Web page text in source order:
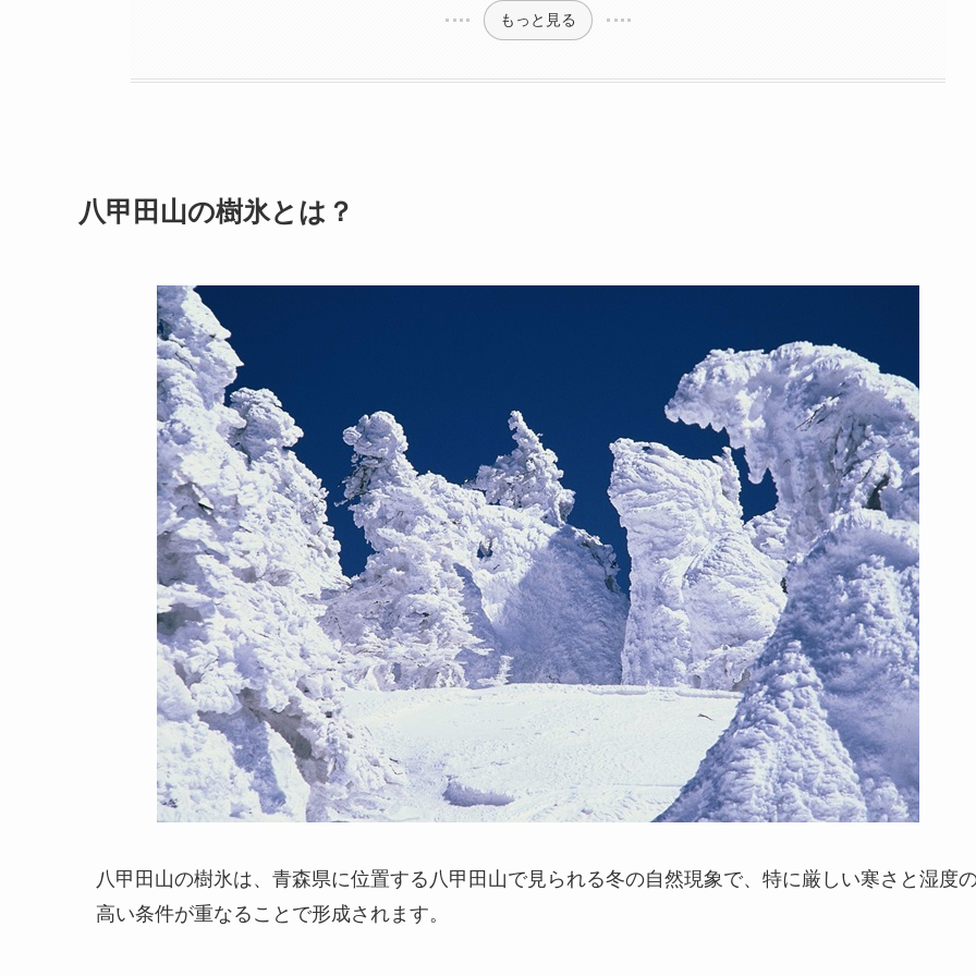
もっと見る
八甲田山の樹氷とは？
八甲田山の樹氷は、青森県に位置する八甲田山で見られる冬の自然現象で、特に厳しい寒さと湿度
高い条件が重なることで形成されます。